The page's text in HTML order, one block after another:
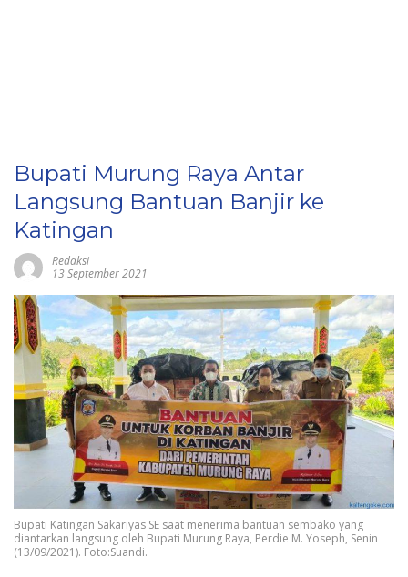
Bupati Murung Raya Antar
Langsung Bantuan Banjir ke
Katingan
Redaksi
13 September 2021
Bupati Katingan Sakariyas SE saat menerima bantuan sembako yang
diantarkan langsung oleh Bupati Murung Raya, Perdie M. Yoseph, Senin
(13/09/2021). Foto:Suandi.